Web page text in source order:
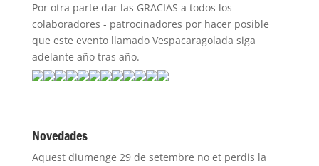
Por otra parte dar las GRACIAS a todos los
colaboradores - patrocinadores por hacer posible
que este evento llamado Vespacaragolada siga
adelante año tras año.
Novedades
Aquest diumenge 29 de setembre no et perdis la